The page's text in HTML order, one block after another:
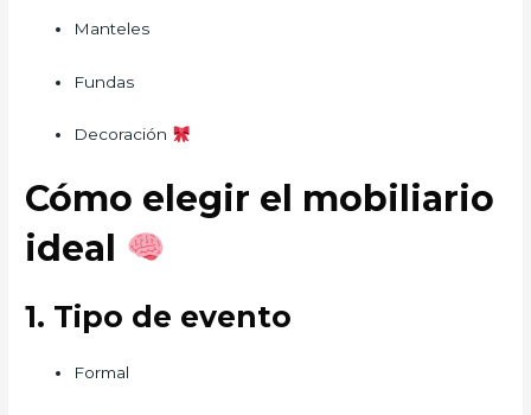
Manteles
Fundas
Decoración
Cómo elegir el mobiliario
ideal
1. Tipo de evento
Formal